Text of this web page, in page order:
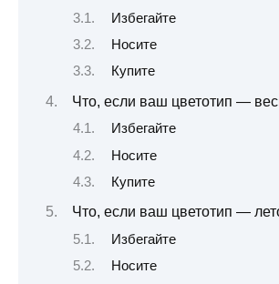
Избегайте
Носите
Купите
Что, если ваш цветотип —
Избегайте
Носите
Купите
Что, если ваш цветотип —
Избегайте
Носите